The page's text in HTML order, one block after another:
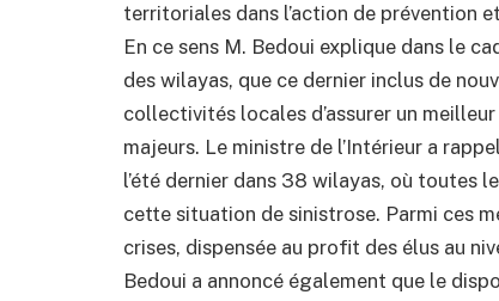
territoriales dans l’action de prévention
En ce sens M. Bedoui explique dans le
des wilayas, que ce dernier inclus de
collectivités locales d’assurer un
majeurs. Le ministre de l’Intérieur a
l’été dernier dans 38 wilayas, où toutes
cette situation de sinistrose. Parmi ces
crises, dispensée au profit des élus au
Bedoui a annoncé également que le